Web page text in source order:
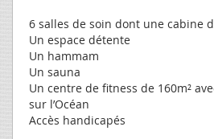
6 salles de soin dont une cabine
Un espace détente
Un hammam
Un sauna
Un centre de fitness de 160m²
sur l’Océan
Accès handicapés